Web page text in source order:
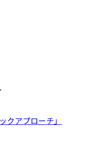
クアプローチ」